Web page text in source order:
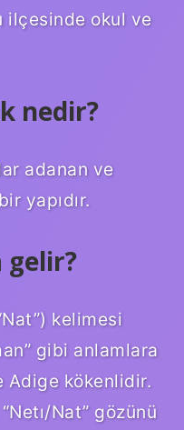
ilçesinde okul ve
nedir?
adanan ve
yapıdır.
gelir?
kelimesi
gibi anlamlara
Adige kökenlidir.
Nat” gözünü